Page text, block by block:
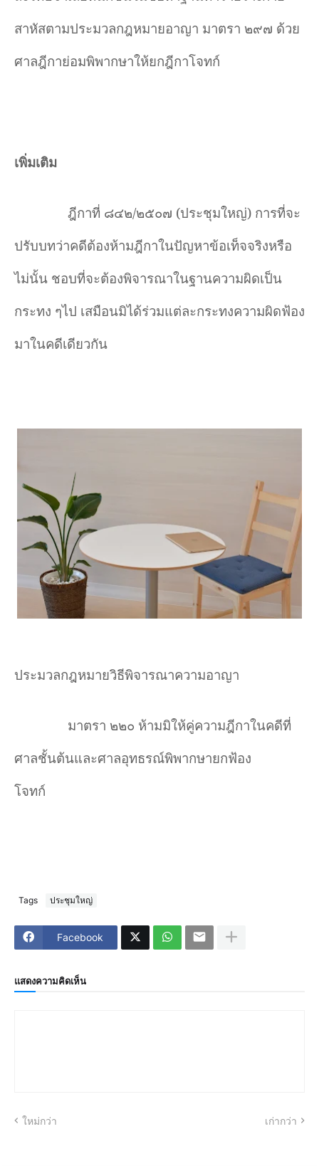
สาหัสตามประมวลกฎหมายอาญา มาตรา ๒๙๗ ด้วย
ศาลฎีกาย่อมพิพากษาให้ยกฎีกาโจทก์
เพิ่มเติม
ฎีกาที่ ๘๔๒/๒๕๐๗ (ประชุมใหญ่) การที่จะ
ปรับบทว่าคดีต้องห้ามฎีกาในปัญหาข้อเท็จจริงหรือ
ไม่นั้น ชอบที่จะต้องพิจารณาในฐานความผิดเป็น
กระทง ๆไป เสมือนมิได้ร่วมแต่ละกระทงความผิดฟ้อง
มาในคดีเดียวกัน
ประมวลกฎหมายวิธีพิจารณาความอาญา
มาตรา ๒๒๐ ห้ามมิให้คู่ความฎีกาในคดีที่
ศาลชั้นต้นและศาลอุทธรณ์พิพากษายกฟ้อง
โจทก์
Tags ประชุมใหญ่
Facebook
แสดงความคิดเห็น
ใหม่กว่า เก่ากว่า